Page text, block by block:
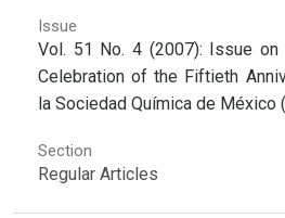
Issue
Vol. 51 No. 4 (2007): Issue on
Celebration of the Fiftieth
la Sociedad Química de México
Section
Regular Articles